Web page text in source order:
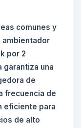
comunes y
ambientador
por 2
garantiza una
de
frecuencia de
eficiente para
de alto